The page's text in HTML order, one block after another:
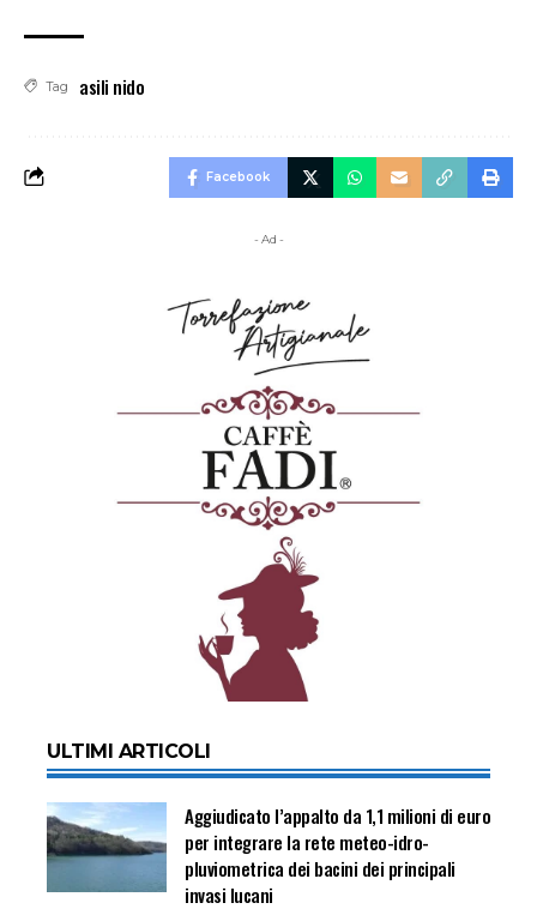
Tag asili nido
Facebook
- Ad -
ULTIMI ARTICOLI
Aggiudicato l’appalto da 1,1 milioni di euro
per integrare la rete meteo-idro-
pluviometrica dei bacini dei principali
invasi lucani